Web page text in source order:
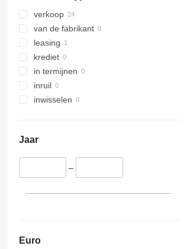
verkoop
van de fabrikant
leasing
krediet
in termijnen
inruil
inwisselen
Jaar
–
Euro